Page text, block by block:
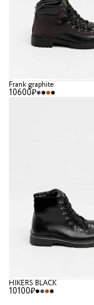
Frank graphite
10600₽
HIKERS BLACK
10100₽